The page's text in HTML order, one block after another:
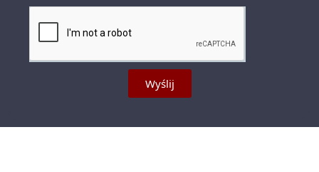
Wyślij